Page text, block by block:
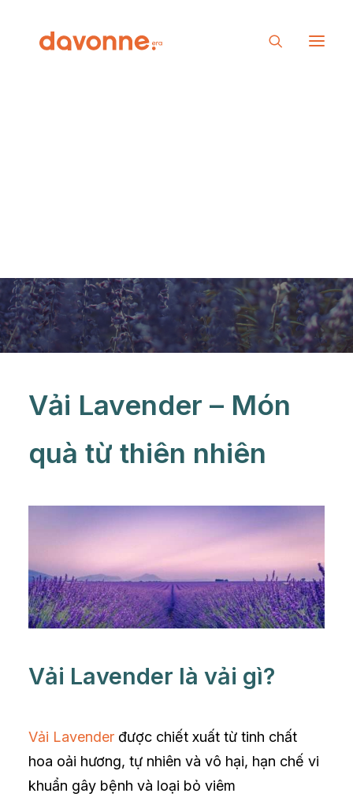
Vải Lavender – Món
quà từ thiên nhiên
Vải Lavender là vải gì?
Vải Lavender được chiết xuất từ tinh chất
hoa oải hương, tự nhiên và vô hại, hạn chế vi
khuẩn gây bệnh và loại bỏ viêm